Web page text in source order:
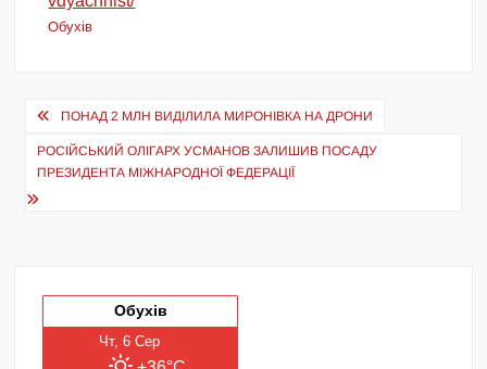
Обухів
Навігація
записів
ПОНАД 2 МЛН ВИДІЛИЛА МИРОНІВКА НА ДРОНИ
РОСІЙСЬКИЙ ОЛІГАРХ УСМАНОВ ЗАЛИШИВ ПОСАДУ
ПРЕЗИДЕНТА МІЖНАРОДНОЇ ФЕДЕРАЦІЇ
Обухів
Чт, 6 Сер